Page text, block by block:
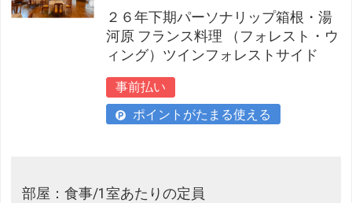
２６年下期パーソナリップ箱根・湯
河原 フランス料理 （フォレスト・ウ
ィング）ツインフォレストサイド
事前払い
ポイントがたまる使える
部屋：食事/1室あたりの定員